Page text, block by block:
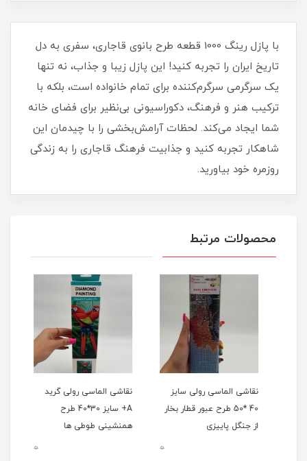
با پازل رینگ 1000 قطعه‌ طرح بانوی قاجاری، سفری به دل
تاریخ ایران را تجربه کنید! این پازل زیبا و جذاب، نه تنها
یک سرگرمی سرگرم‌کننده برای تمام خانواده است، بلکه با
ترکیب هنر و فرهنگ، دکوراسیونی بی‌نظیر برای فضای خانه
شما ایجاد می‌کند. لحظات آرامش‌بخشی را با چیدمان این
شاهکار تجربه کنید و جذابیت فرهنگ قاجاری را به زندگی
روزمره خود بیاورید.
محصولات مرتبط
نقاشی الماسی رولی سایز
40 *50 طرح عبور قطار بخار
از جنگل پاییزی
نقاشی الماسی رولی گرید
A+ سایز 30*40 طرح
همنشینی طوطی ها